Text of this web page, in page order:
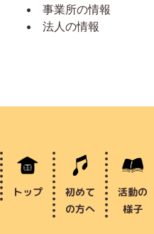
事業所の情報
法人の情報
トップ
初めて
の方へ
活動の
様子